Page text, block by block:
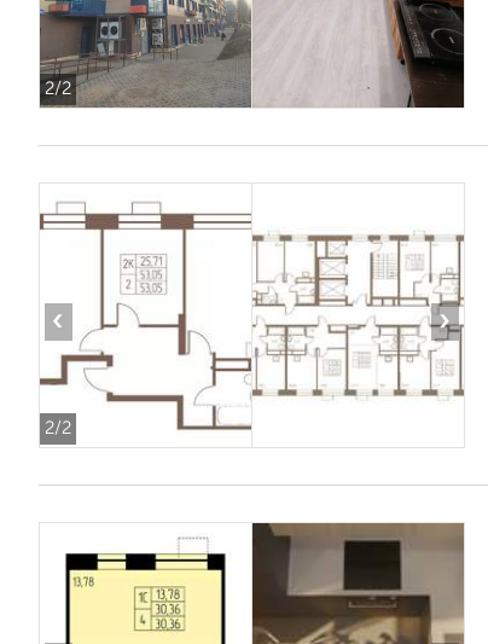
2/2
2/2
‹ ›